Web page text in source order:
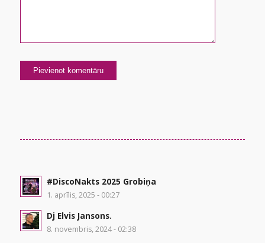
#DiscoNakts 2025 Grobiņa
1. aprīlis, 2025 - 00:27
Dj Elvis Jansons.
8. novembris, 2024 - 02:38